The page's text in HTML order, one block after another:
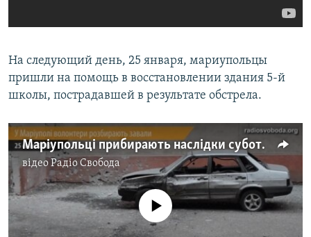
На следующий день, 25 января, мариупольцы
пришли на помощь в восстановлении здания 5-й
школы, пострадавшей в результате обстрела.
Маріупольці прибирають наслідки суботніх обстрілів
відеоРадіо Свобода
No media source currently available